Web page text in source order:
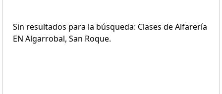
Sin resultados para la búsqueda: Clases de Alfarería
EN Algarrobal, San Roque.